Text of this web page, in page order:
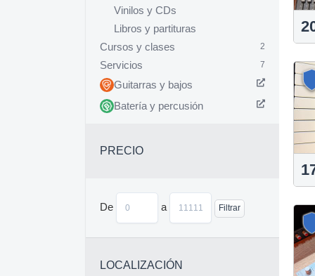
Vinilos y CDs
Libros y partituras
2
Cursos y clases
7
Servicios
Guitarras y bajos
Batería y percusión
PRECIO
De a Filtrar
LOCALIZACIÓN